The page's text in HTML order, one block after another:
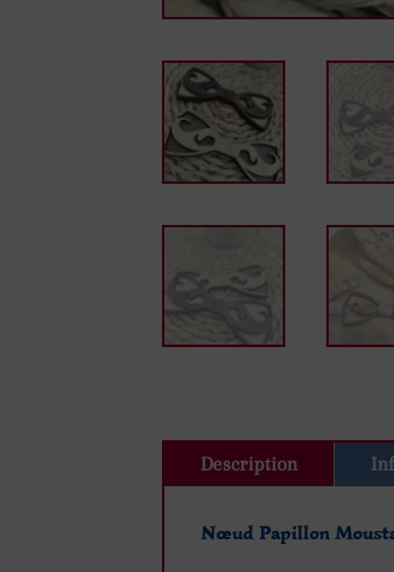
Description
Nœud Papillon